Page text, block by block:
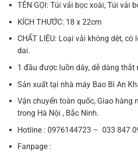
1,000₫.
là:
TÊN GỌI: Túi vải bọc xoài, Túi vải
KÍCH THƯỚC: 18 x 22cm
CHẤT LIỆU: Loại vải không dệt, có
dai.
1 đầu được luồn dây, dễ dàng thắt
Sản xuất tại nhà máy Bao Bì An
Vận chuyển toàn quốc, Giao hàng
trong Hà Nội , Bắc Ninh.
Hotline : 0976144723 – 033 847
Fanpage :